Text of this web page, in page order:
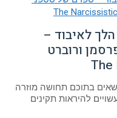
לאיבוד –
ורוברט
בתוכם תחושה מוזרה
להיראות תקינים